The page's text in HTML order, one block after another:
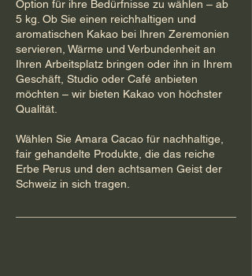
Option für ihre Bedürfnisse zu wählen – ab
5 kg. Ob Sie einen reichhaltigen und
aromatischen Kakao bei Ihren Zeremonien
servieren, Wärme und Verbundenheit an
Ihren Arbeitsplatz bringen oder ihn in Ihrem
Geschäft, Studio oder Café anbieten
möchten – wir bieten Kakao von höchster
Qualität.
Wählen Sie Amara Cacao für nachhaltige,
fair gehandelte Produkte, die das reiche
Erbe Perus und den achtsamen Geist der
Schweiz in sich tragen.